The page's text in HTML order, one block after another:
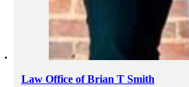
Law Office of Brian T Smith